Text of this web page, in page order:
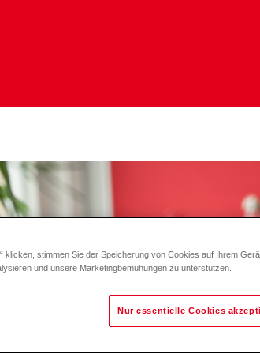
klicken, stimmen Sie der Speicherung von Cookies auf Ihrem
und unsere Marketingbemühungen zu unterstützen.
Nur essentielle Cookies